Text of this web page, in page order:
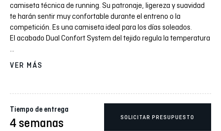
camiseta técnica de running. Su patronaje, ligereza y suavidad
te harán sentir muy confortable durante el entreno o la
competición. Es una camiseta ideal para los días soleados.
El acabado Dual Confort System del tejido regula la temperatura
VER MÁS
Tiempo de entrega
4 semanas SOLICITAR PRESUPUESTO